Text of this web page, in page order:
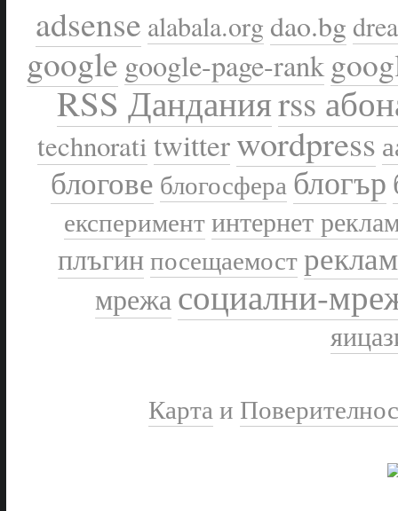
adsense alabala.org dao.bg
google google-page-rank
RSS Данданияrss
technoratitwitterwordpress
блогове блогосфера блогър
експериментинтернет
плъгинпосещаемост
мрежасоциални-
Картаи